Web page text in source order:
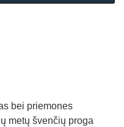
bei priemones
metų švenčių proga